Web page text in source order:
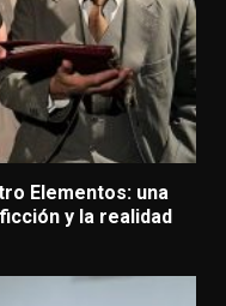
Elementos: una
y la realidad